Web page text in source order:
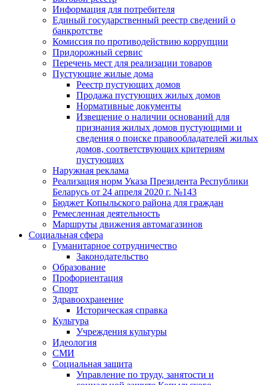
Информация для потребителя
Единый государственный реестр сведений о
банкротстве
Комиссия по противодействию коррупции
Придорожный сервис
Перечень мест для реализации товаров
Пустующие жилые дома
Реестр пустующих домов
Продажа пустующих жилых домов
Нормативные документы
Извещение о наличии оснований для
признания жилых домов пустующими и
сведения о поиске правообладателей жилых
домов, соответствующих критериям
пустующих
Наружная реклама
Реализация норм Указа Президента Республики
Беларусь от 24 апреля 2020 г. №143
Бюджет Копыльского района для граждан
Ремесленная деятельность
Маршруты движения автомагазинов
Социальная сфера
Гуманитарное сотрудничество
Законодательство
Образование
Профориентация
Спорт
Здравоохранение
Историческая справка
Культура
Учреждения культуры
Идеология
СМИ
Социальная защита
Управление по труду, занятости и